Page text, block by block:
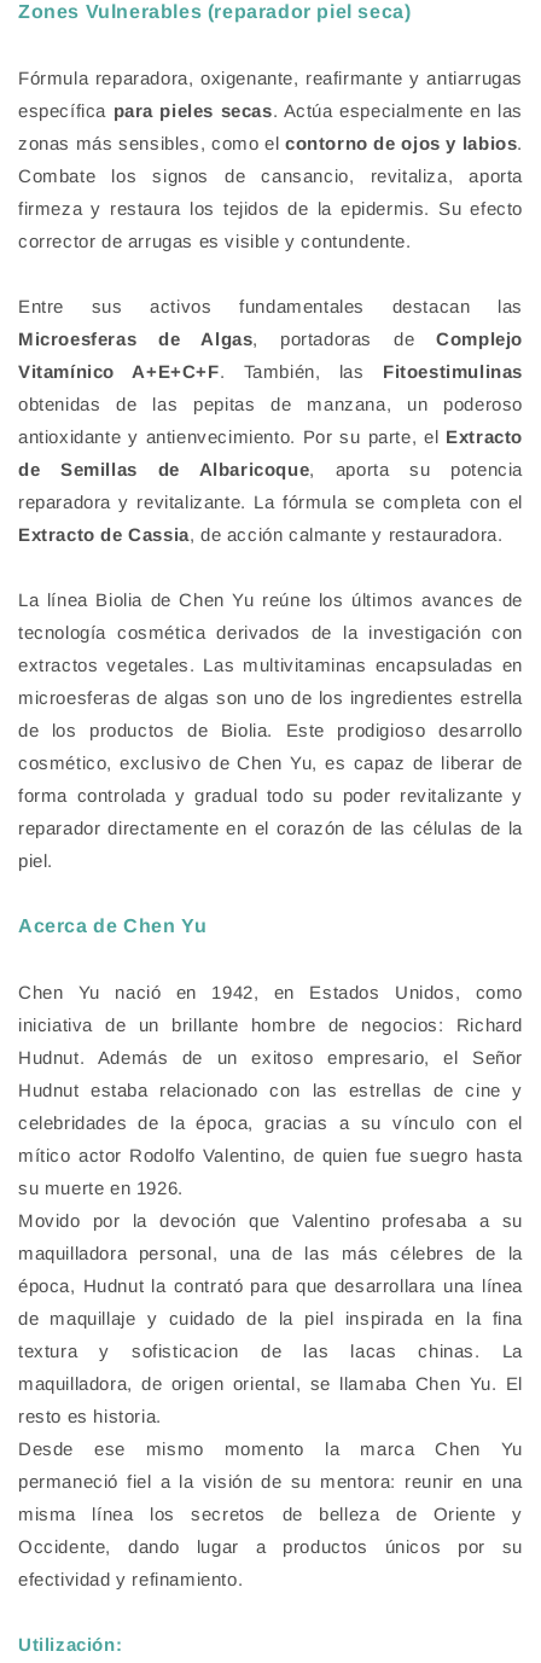
Zones Vulnerables (reparador piel seca)
Fórmula reparadora, oxigenante, reafirmante y antiarrugas
específica para pieles secas. Actúa especialmente en las
zonas más sensibles, como el contorno de ojos y labios.
Combate los signos de cansancio, revitaliza, aporta
firmeza y restaura los tejidos de la epidermis. Su efecto
corrector de arrugas es visible y contundente.
Entre sus activos fundamentales destacan las
Microesferas de Algas, portadoras deComplejo
Vitamínico A+E+C+F. También, las Fitoestimulinas
obtenidas de las pepitas de manzana, un poderoso
antioxidante y antienvecimiento. Por su parte, el Extracto
de Semillas de Albaricoque, aporta su potencia
reparadora y revitalizante. La fórmula se completa con el
Extracto de Cassia, de acción calmante y restauradora.
La línea Biolia de Chen Yu reúne los últimos avances de
tecnología cosmética derivados de la investigación con
extractos vegetales. Las multivitaminas encapsuladas en
microesferas de algas son uno de los ingredientes estrella
de los productos de Biolia. Este prodigioso desarrollo
cosmético, exclusivo de Chen Yu, es capaz de liberar de
forma controlada y gradual todo su poder revitalizante y
reparador directamente en el corazón de las células de la
piel.
Acerca de Chen Yu
Chen Yu nació en 1942, en Estados Unidos, como
iniciativa de un brillante hombre de negocios: Richard
Hudnut. Además de un exitoso empresario, el Señor
Hudnut estaba relacionado con las estrellas de cine y
celebridades de la época, gracias a su vínculo con el
mítico actor Rodolfo Valentino, de quien fue suegro hasta
su muerte en 1926.
Movido por la devoción que Valentino profesaba a su
maquilladora personal, una de las más célebres de la
época, Hudnut la contrató para que desarrollara una línea
de maquillaje y cuidado de la piel inspirada en la fina
textura y sofisticacion de las lacas chinas. La
maquilladora, de origen oriental, se llamaba Chen Yu. El
resto es historia.
Desde ese mismo momento la marca Chen Yu
permaneció fiel a la visión de su mentora: reunir en una
misma línea los secretos de belleza de Oriente y
Occidente, dando lugar a productos únicos por su
efectividad y refinamiento.
Utilización: